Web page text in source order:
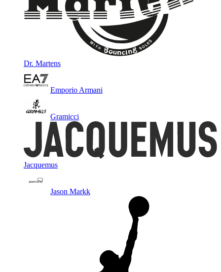
Dr. Martens
Emporio Armani
Gramicci
Jacquemus
Jason Markk